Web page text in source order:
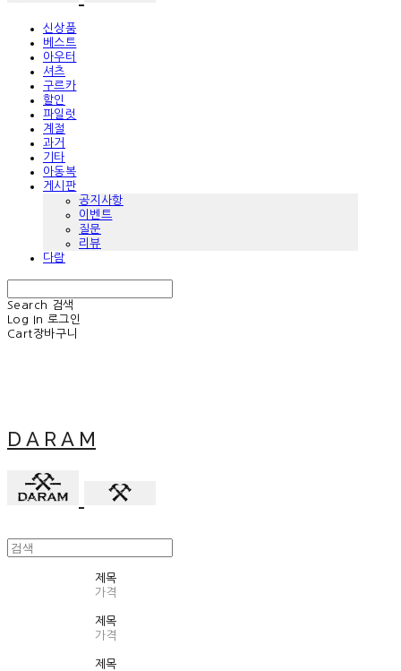
신상품
베스트
아우터
셔츠
구르카
할인
파일럿
계절
과거
기타
아동복
게시판
공지사항
이벤트
질문
리뷰
다람
Search
검색
Log In 로그인
Cart장바구니
D A R A M
제목
가격
제목
가격
제목